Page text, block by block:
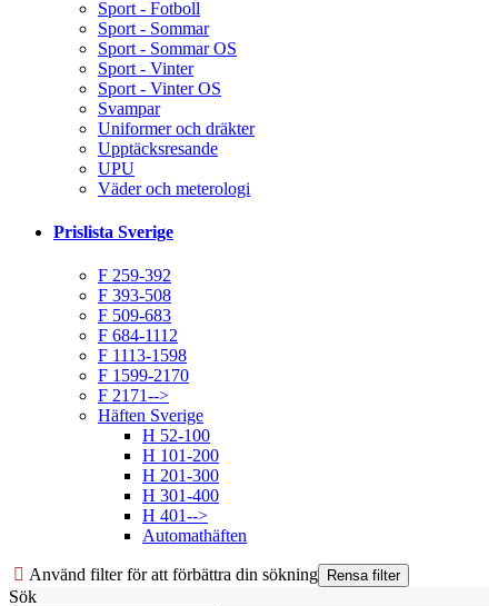
Sport - Fotboll
Sport - Sommar
Sport - Sommar OS
Sport - Vinter
Sport - Vinter OS
Svampar
Uniformer och dräkter
Upptäcksresande
UPU
Väder och meterologi
Prislista Sverige
F 259-392
F 393-508
F 509-683
F 684-1112
F 1113-1598
F 1599-2170
F 2171-->
Häften Sverige
H 52-100
H 101-200
H 201-300
H 301-400
H 401-->
Automathäften
Använd filter för att förbättra din sökning
Sök